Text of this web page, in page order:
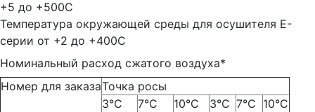
+5 до +500С
Температура окружающей среды для осушителя E-
серии от +2 до +400С
Номинальный расход сжатого воздуха*
Номер для заказаТочка росы
3°С
7°С 10°С 3°С 7°С 10°С